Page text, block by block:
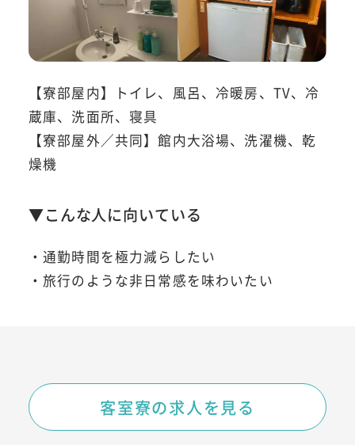
【寮部屋内】トイレ、風呂、冷暖房、TV、冷
蔵庫、洗面所、寝具
【寮部屋外／共同】館内大浴場、洗濯機、乾
燥機
▼こんな人に向いている
・通勤時間を極力減らしたい
・旅行のような非日常感を味わいたい
客室寮の求人を見る